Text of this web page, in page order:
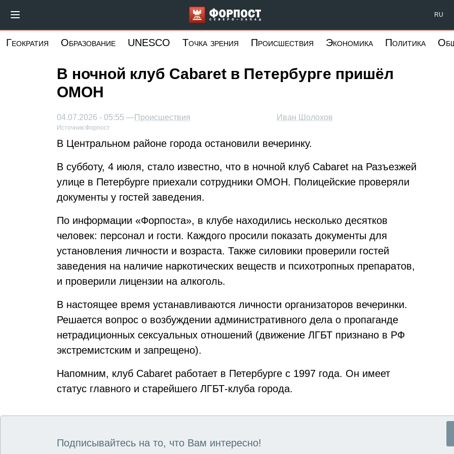
основному
Форпост Северо-Запад RU
Геократия Образование UNESCO Точка зрения Происшествия Экономика Политика
В ночной клуб Cabaret в Петербурге пришёл
ОМОН
Иван Шолохов
04.07.2026 - 05:55 —Происшествия
Источник:Форпост
В Центральном районе города остановили вечеринку.
В субботу, 4 июля, стало известно, что в ночной клуб Cabaret на Разъезжей
улице в Петербурге приехали сотрудники ОМОН. Полицейские проверяли
документы у гостей заведения.
По информации «Форпоста», в клубе находились несколько десятков
человек: персонал и гости. Каждого просили показать документы для
установления личности и возраста. Также силовики проверили гостей
заведения на наличие наркотических веществ и психотропных препаратов,
и проверили лицензии на алкоголь.
В настоящее время устанавливаются личности организаторов вечеринки.
Решается вопрос о возбуждении административного дела о пропаганде
нетрадиционных сексуальных отношений (движение ЛГБТ признано в РФ
экстремистским и запрещено).
Напомним, клуб Cabaret работает в Петербурге с 1997 года. Он имеет
статус главного и старейшего ЛГБТ-клуба города.
Подписывайтесь на то, что Вам интересно!